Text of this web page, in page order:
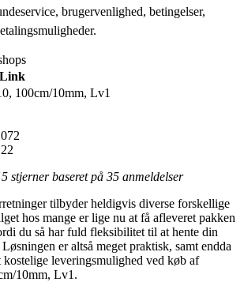
brugervenlighed, betingelser,
Link
100cm/10mm, Lv1
stjerner baseret på 35 anmeldelser
tilbyder heldigvis diverse forskellige
hos mange er lige nu at få afleveret pakken
du så har fuld fleksibilitet til at hente din
er altså meget praktisk, samt endda
kostelige leveringsmulighed ved køb af
10mm, Lv1.